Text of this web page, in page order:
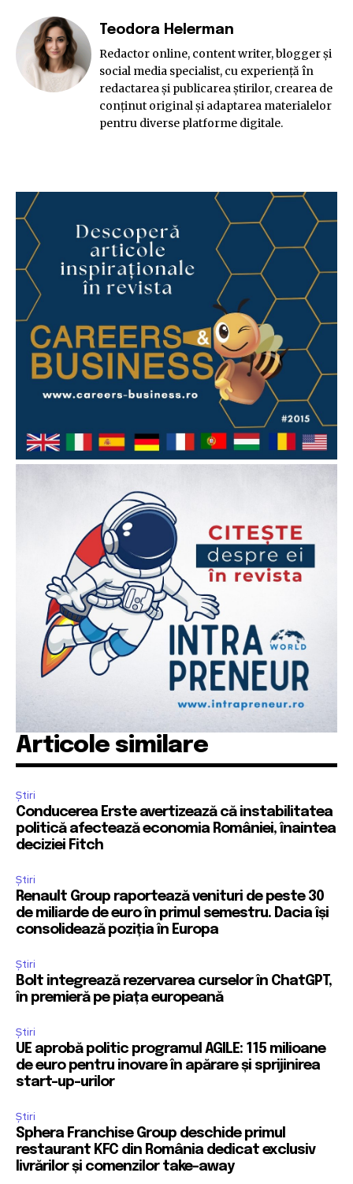
Teodora Helerman
Redactor online, content writer, blogger și
social media specialist, cu experiență în
redactarea și publicarea știrilor, crearea de
conținut original și adaptarea materialelor
pentru diverse platforme digitale.
Articole similare
Știri
Conducerea Erste avertizează că instabilitatea
politică afectează economia României, înaintea
deciziei Fitch
Știri
Renault Group raportează venituri de peste 30
de miliarde de euro în primul semestru. Dacia își
consolidează poziția în Europa
Știri
Bolt integrează rezervarea curselor în ChatGPT,
în premieră pe piața europeană
Știri
UE aprobă politic programul AGILE: 115 milioane
de euro pentru inovare în apărare și sprijinirea
start-up-urilor
Știri
Sphera Franchise Group deschide primul
restaurant KFC din România dedicat exclusiv
livrărilor și comenzilor take-away